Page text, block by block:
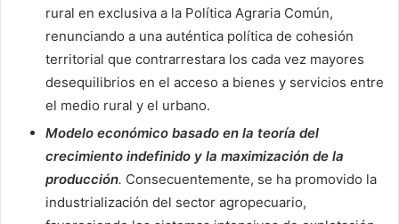
rural en exclusiva a la Política Agraria Común,
renunciando a una auténtica política de cohesión
territorial que contrarrestara los cada vez mayores
desequilibrios en el acceso a bienes y servicios entre
el medio rural y el urbano.
Modelo económico basado en la teoría del
crecimiento indefinido y la maximización de la
producción. Consecuentemente, se ha promovido la
industrialización del sector agropecuario,